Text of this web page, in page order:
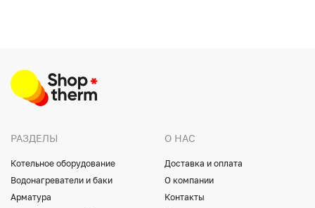
РАЗДЕЛЫ
Котельное оборудование
Водонагреватели и баки
Арматура
О НАС
Доставка и оплата
О компании
Контакты